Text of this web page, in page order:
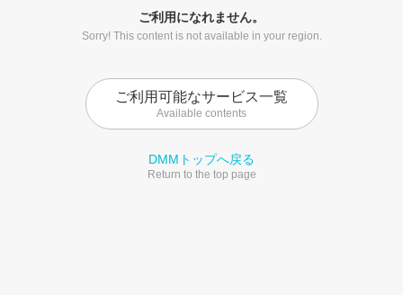
ご利用になれません。
Sorry! This content is not available in your region.
ご利用可能なサービス一覧
Available contents
DMMトップへ戻る
Return to the top page